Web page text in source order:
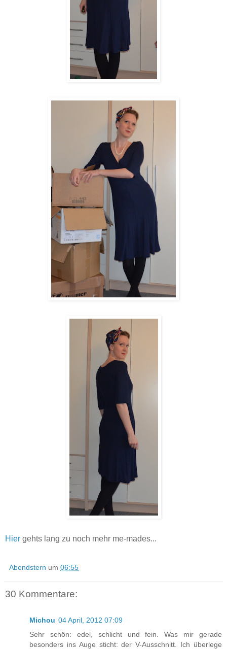
Hier gehts lang zu noch mehr me-mades...
Abendstern um 06:55
30 Kommentare:
Michou 04 April, 2012 07:09
Sehr schön: edel, schlicht und fein. Was mir gerade
besonders ins Auge sticht: der V-Ausschnitt. Ich überlege